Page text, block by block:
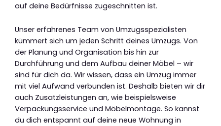
auf deine Bedürfnisse zugeschnitten ist.
Unser erfahrenes Team von Umzugsspezialisten
kümmert sich um jeden Schritt deines Umzugs. Von
der Planung und Organisation bis hin zur
Durchführung und dem Aufbau deiner Möbel – wir
sind für dich da. Wir wissen, dass ein Umzug immer
mit viel Aufwand verbunden ist. Deshalb bieten wir dir
auch Zusatzleistungen an, wie beispielsweise
Verpackungsservice und Möbelmontage. So kannst
du dich entspannt auf deine neue Wohnung in